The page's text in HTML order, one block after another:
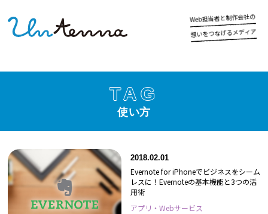
Web担当者と制作会社の
想いをつなげるメディア
TAG
使い方
2018.02.01
Evernote for iPhoneでビジネスをシーム
レスに！Evernoteの基本機能と3つの活
用術
アプリ・Webサービス